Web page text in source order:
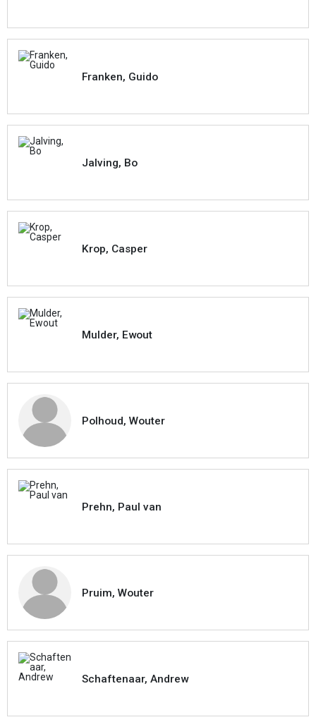
Franken, Guido
Jalving, Bo
Krop, Casper
Mulder, Ewout
Polhoud, Wouter
Prehn, Paul van
Pruim, Wouter
Schaftenaar, Andrew